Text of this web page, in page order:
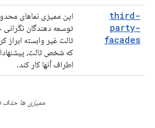
third-
party-
facades
این ممیزی نماهای
توسعه دهندگان نگرانی
ثالث غیر وابسته ابراز
که شخص ثالث،
اطراف آنها کار کند.
ممیزی ها حذف